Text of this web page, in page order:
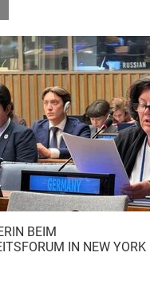
BEIM
IN NEW YORK